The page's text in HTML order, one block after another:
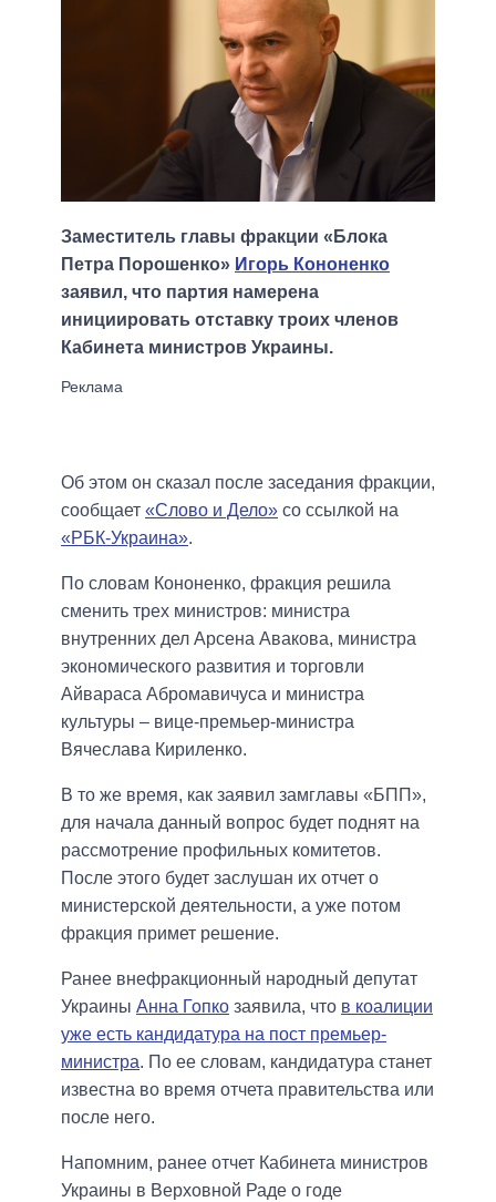
Заместитель главы фракции «Блока
Петра Порошенко» Игорь Кононенко
заявил, что партия намерена
инициировать отставку троих членов
Кабинета министров Украины.
Об этом он сказал после заседания фракции,
сообщает «Слово и Дело» со ссылкой на
«РБК-Украина».
По словам Кононенко, фракция решила
сменить трех министров: министра
внутренних дел Арсена Авакова, министра
экономического развития и торговли
Айвараса Абромавичуса и министра
культуры – вице-премьер-министра
Вячеслава Кириленко.
В то же время, как заявил замглавы «БПП»,
для начала данный вопрос будет поднят на
рассмотрение профильных комитетов.
После этого будет заслушан их отчет о
министерской деятельности, а уже потом
фракция примет решение.
Ранее внефракционный народный депутат
Украины Анна Гопко заявила, что в коалиции
уже есть кандидатура на пост премьер-
министра. По ее словам, кандидатура станет
известна во время отчета правительства или
после него.
Напомним, ранее отчет Кабинета министров
Украины в Верховной Раде о годе